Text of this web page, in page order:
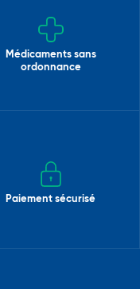
Médicaments sans
ordonnance
Paiement sécurisé